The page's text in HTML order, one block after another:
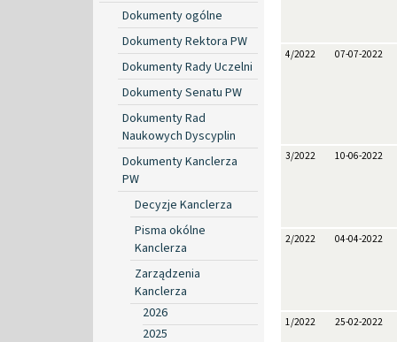
Dokumenty ogólne
Dokumenty Rektora PW
Dokumenty Rady Uczelni
Dokumenty Senatu PW
Dokumenty Rad
Naukowych Dyscyplin
Dokumenty Kanclerza
PW
Decyzje Kanclerza
Pisma okólne
Kanclerza
Zarządzenia
Kanclerza
2026
2025
4/2022 07-07-2022
3/2022 10-06-2022
2/2022 04-04-2022
1/2022 25-02-2022